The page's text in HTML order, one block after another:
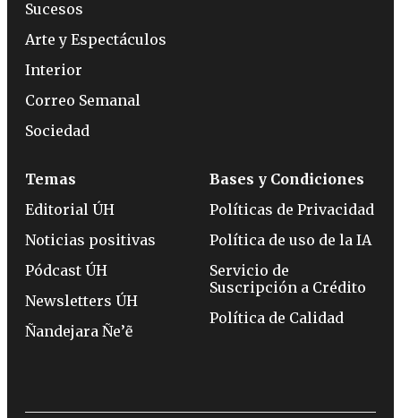
Sucesos
Arte y Espectáculos
Interior
Correo Semanal
Sociedad
Temas
Editorial ÚH
Noticias positivas
Pódcast ÚH
Newsletters ÚH
Ñandejara Ñe’ẽ
Bases y Condiciones
Políticas de Privacidad
Política de uso de la IA
Servicio de
Suscripción a Crédito
Política de Calidad